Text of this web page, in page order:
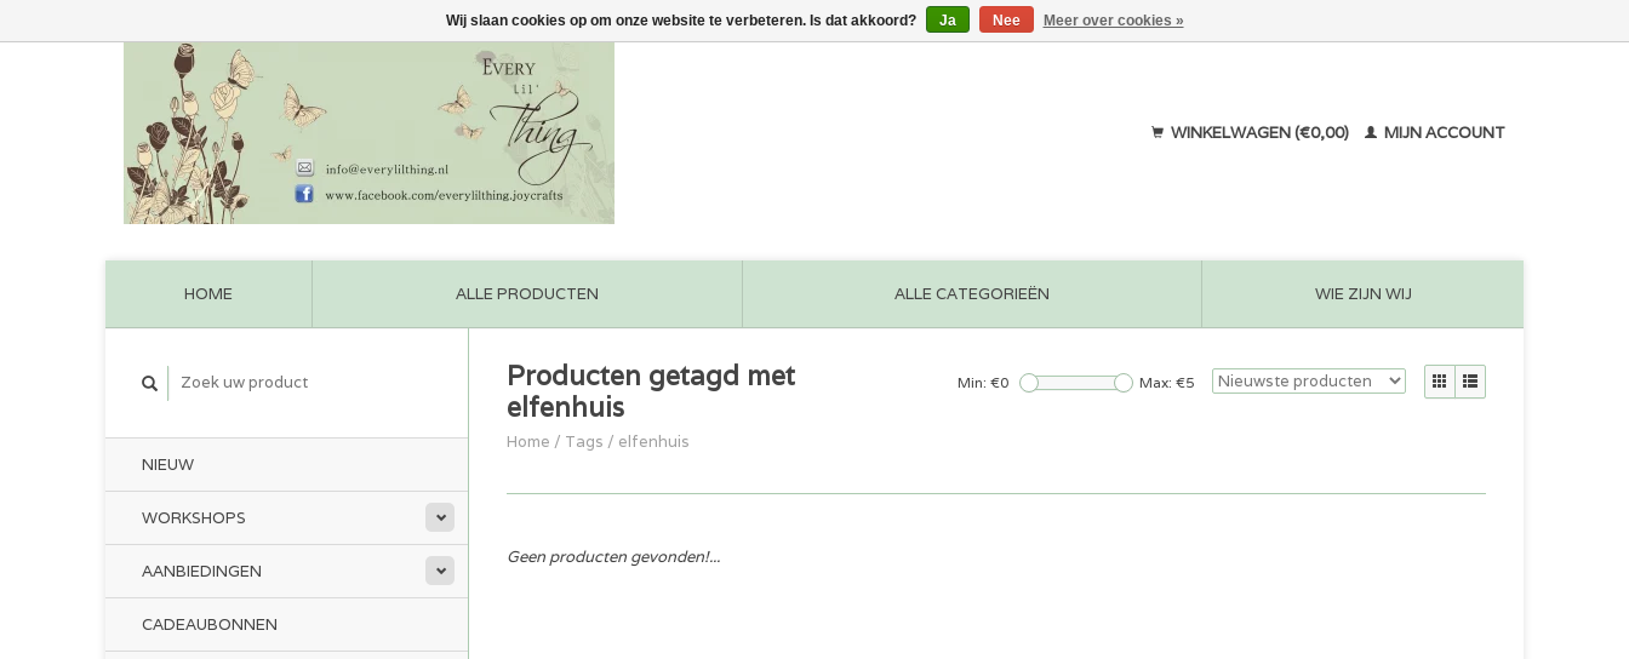
WINKELWAGEN (€0,00) MIJN ACCOUNT
HOME ALLE PRODUCTEN ALLE CATEGORIEËN WIE ZIJN WIJ
NIEUW
WORKSHOPS
AANBIEDINGEN
CADEAUBONNEN
Producten getagd met
elfenhuis
Home / Tags / elfenhuis
Min: €0 Max: €5
Geen producten gevonden!...
Wij slaan cookies op om onze website te verbeteren. Is dat akkoord? Ja Nee Meer over cookies »